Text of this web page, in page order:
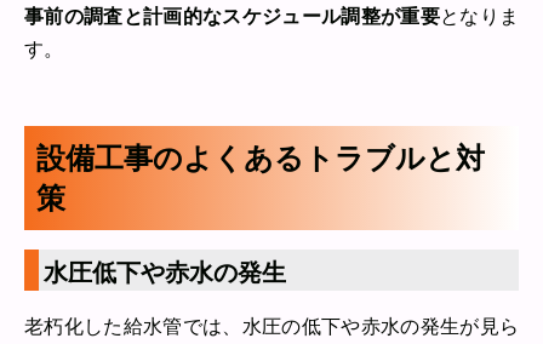
事前の調査と計画的なスケジュール調整が重要となりま
す。
設備工事のよくあるトラブルと対
策
水圧低下や赤水の発生
老朽化した給水管では、水圧の低下や赤水の発生が見ら